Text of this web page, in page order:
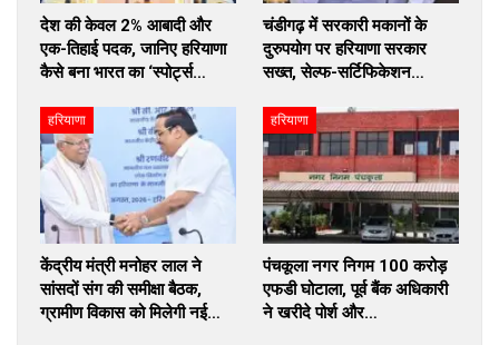
देश की केवल 2% आबादी और
एक-तिहाई पदक, जानिए हरियाणा
कैसे बना भारत का ‘स्पोर्ट्स…
चंडीगढ़ में सरकारी मकानों के
दुरुपयोग पर हरियाणा सरकार
सख्त, सेल्फ-सर्टिफिकेशन…
हरियाणा
केंद्रीय मंत्री मनोहर लाल ने
सांसदों संग की समीक्षा बैठक,
ग्रामीण विकास को मिलेगी नई…
हरियाणा
पंचकूला नगर निगम 100 करोड़
एफडी घोटाला, पूर्व बैंक अधिकारी
ने खरीदे पोर्श और…